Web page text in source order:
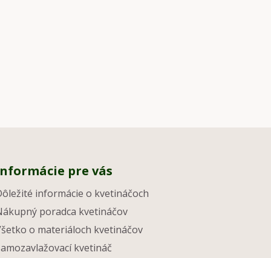
pre vás
informácie o kvetináčoch
poradca kvetináčov
o materiáloch kvetináčov
kvetináč